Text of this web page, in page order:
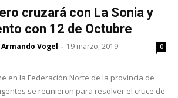
cruzará con La Sonia y
con 12 de Octubre
Vogel - 19 marzo, 2019 0
en la Federación Norte de la provincia de
se reunieron para resolver el cruce de